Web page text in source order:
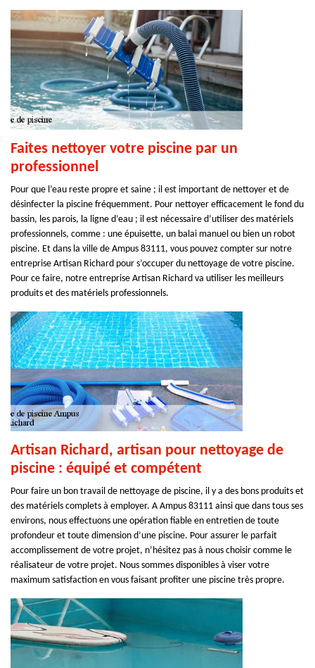
Faites nettoyer votre piscine par un
professionnel
Pour que l’eau reste propre et saine ; il est important de nettoyer et de
désinfecter la piscine fréquemment. Pour nettoyer efficacement le fond du
bassin, les parois, la ligne d’eau ; il est nécessaire d’utiliser des matériels
professionnels, comme : une épuisette, un balai manuel ou bien un robot
piscine. Et dans la ville de Ampus 83111, vous pouvez compter sur notre
entreprise Artisan Richard pour s’occuper du nettoyage de votre piscine.
Pour ce faire, notre entreprise Artisan Richard va utiliser les meilleurs
produits et des matériels professionnels.
Artisan Richard, artisan pour nettoyage de
piscine : équipé et compétent
Pour faire un bon travail de nettoyage de piscine, il y a des bons produits et
des matériels complets à employer. A Ampus 83111 ainsi que dans tous ses
environs, nous effectuons une opération fiable en entretien de toute
profondeur et toute dimension d’une piscine. Pour assurer le parfait
accomplissement de votre projet, n’hésitez pas à nous choisir comme le
réalisateur de votre projet. Nous sommes disponibles à viser votre
maximum satisfaction en vous faisant profiter une piscine très propre.